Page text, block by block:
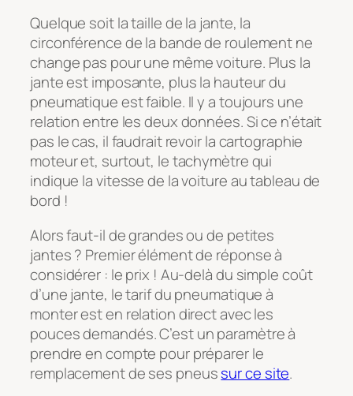
Quelque soit la taille de la jante, la
circonférence de la bande de roulement ne
change pas pour une même voiture. Plus la
jante est imposante, plus la hauteur du
pneumatique est faible. Il y a toujours une
relation entre les deux données. Si ce n’était
pas le cas, il faudrait revoir la cartographie
moteur et, surtout, le tachymètre qui
indique la vitesse de la voiture au tableau de
bord !
Alors faut-il de grandes ou de petites
jantes ? Premier élément de réponse à
considérer : le prix ! Au-delà du simple coût
d’une jante, le tarif du pneumatique à
monter est en relation direct avec les
pouces demandés. C’est un paramètre à
prendre en compte pour préparer le
remplacement de ses pneussur ce site.